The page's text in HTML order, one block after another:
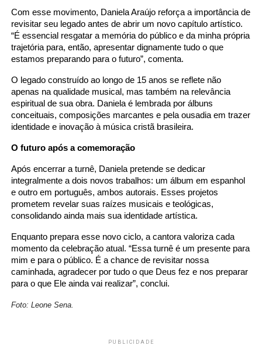
Com esse movimento, Daniela Araújo reforça a importância de
revisitar seu legado antes de abrir um novo capítulo artístico.
“É essencial resgatar a memória do público e da minha própria
trajetória para, então, apresentar dignamente tudo o que
estamos preparando para o futuro”, comenta.
O legado construído ao longo de 15 anos se reflete não
apenas na qualidade musical, mas também na relevância
espiritual de sua obra. Daniela é lembrada por álbuns
conceituais, composições marcantes e pela ousadia em trazer
identidade e inovação à música cristã brasileira.
O futuro após a comemoração
Após encerrar a turnê, Daniela pretende se dedicar
integralmente a dois novos trabalhos: um álbum em espanhol
e outro em português, ambos autorais. Esses projetos
prometem revelar suas raízes musicais e teológicas,
consolidando ainda mais sua identidade artística.
Enquanto prepara esse novo ciclo, a cantora valoriza cada
momento da celebração atual. “Essa turnê é um presente para
mim e para o público. É a chance de revisitar nossa
caminhada, agradecer por tudo o que Deus fez e nos preparar
para o que Ele ainda vai realizar”, conclui.
Foto: Leone Sena.
PUBLICIDADE